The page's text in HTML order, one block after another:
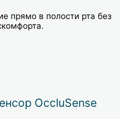
прямо в полости рта без
OccluSense